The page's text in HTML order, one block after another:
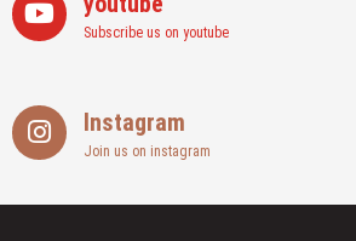
Subscribe us on youtube
Instagram
Join us on instagram